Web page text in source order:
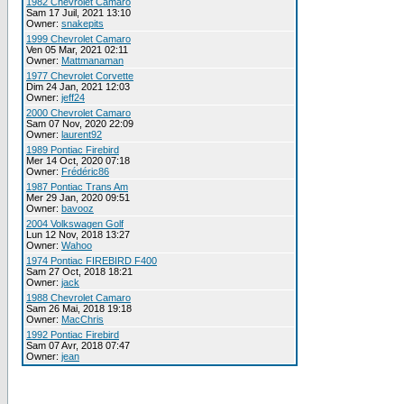
Sam 17 Juil, 2021 13:10
Owner: snakepits
1999 Chevrolet Camaro
Ven 05 Mar, 2021 02:11
Owner: Mattmanaman
1977 Chevrolet Corvette
Dim 24 Jan, 2021 12:03
Owner: jeff24
2000 Chevrolet Camaro
Sam 07 Nov, 2020 22:09
Owner: laurent92
1989 Pontiac Firebird
Mer 14 Oct, 2020 07:18
Owner: Frédéric86
1987 Pontiac Trans Am
Mer 29 Jan, 2020 09:51
Owner: bavooz
2004 Volkswagen Golf
Lun 12 Nov, 2018 13:27
Owner: Wahoo
1974 Pontiac FIREBIRD F400
Sam 27 Oct, 2018 18:21
Owner: jack
1988 Chevrolet Camaro
Sam 26 Mai, 2018 19:18
Owner: MacChris
1992 Pontiac Firebird
Sam 07 Avr, 2018 07:47
Owner: jean